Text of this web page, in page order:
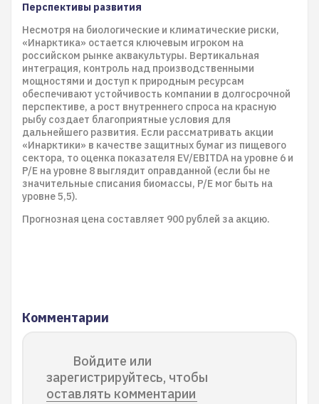
Перспективы развития
Несмотря на биологические и климатические риски,
«Инарктика» остается ключевым игроком на
российском рынке аквакультуры. Вертикальная
интеграция, контроль над производственными
мощностями и доступ к природным ресурсам
обеспечивают устойчивость компании в долгосрочной
перспективе, а рост внутреннего спроса на красную
рыбу создает благоприятные условия для
дальнейшего развития. Если рассматривать акции
«Инарктики» в качестве защитных бумаг из пищевого
сектора, то оценка показателя EV/EBITDA на уровне 6 и
P/E на уровне 8 выглядит оправданной (если бы не
значительные списания биомассы, P/E мог быть на
уровне 5,5).
Прогнозная цена составляет 900 рублей за акцию.
Комментарии
Войдите или
зарегистрируйтесь, чтобы
оставлять комментарии